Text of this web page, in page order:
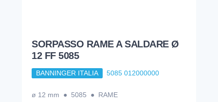
SORPASSO RAME A SALDARE Ø
12 FF 5085
BANNINGER ITALIA 5085 012000000
ø 12 mm ● 5085 ● RAME